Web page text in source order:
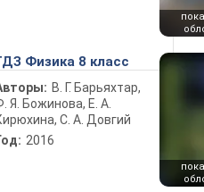
Физика 8 класс
В. Г. Барьяхтар,
Я. Божинова, Е. А.
С. А. Довгий
2016